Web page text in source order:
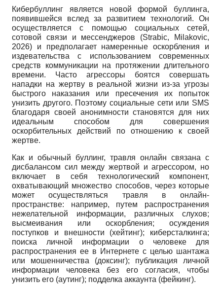
Кибербуллинг является новой формой буллинга,
появившейся вслед за развитием технологий. Он
осуществляется с помощью социальных сетей,
сотовой связи и мессенджеров (Strabic, Milakovic,
2026) и предполагает намеренные оскорбления и
издевательства с использованием современных
средств коммуникации на протяжении длительного
времени. Часто агрессоры боятся совершать
нападки на жертву в реальной жизни из-за угрозы
быстрого наказания или пресечения их попыток
унизить другого. Поэтому социальные сети или SMS
благодаря своей анонимности становятся для них
идеальным способом для совершения
оскорбительных действий по отношению к своей
жертве.
Как и обычный буллинг, травля онлайн связана с
дисбалансом сил между жертвой и агрессором, но
включает в себя технологический компонент,
охватывающий множество способов, через которые
может осуществляться травля в онлайн-
пространстве: например, путем распространения
нежелательной информации, различных слухов;
высмеивания или оскорбления; осуждения
поступков и внешности (хейтинг); киберсталкинга;
поиска личной информации о человеке для
распространения ее в Интернете с целью шантажа
или мошенничества (доксинг); публикация личной
информации человека без его согласия, чтобы
унизить его (аутинг); подделка аккаунта (фейкинг).